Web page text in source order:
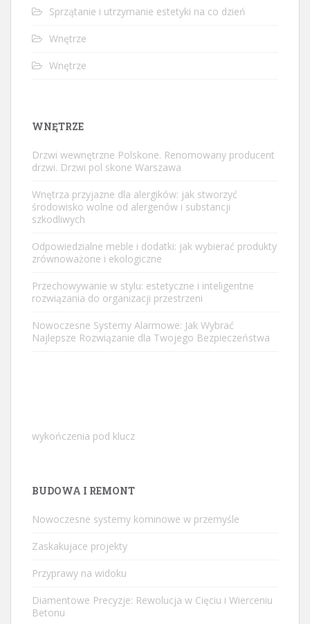
Sprzątanie i utrzymanie estetyki na co dzień
Wnętrze
Wnętrze
WNĘTRZE
Drzwi wewnętrzne Polskone. Renomowany producent
drzwi. Drzwi pol skone Warszawa
Wnętrza przyjazne dla alergików: jak stworzyć
środowisko wolne od alergenów i substancji
szkodliwych
Odpowiedzialne meble i dodatki: jak wybierać produkty
zrównoważone i ekologiczne
Przechowywanie w stylu: estetyczne i inteligentne
rozwiązania do organizacji przestrzeni
Nowoczesne Systemy Alarmowe: Jak Wybrać
Najlepsze Rozwiązanie dla Twojego Bezpieczeństwa
wykończenia pod klucz
BUDOWA I REMONT
Nowoczesne systemy kominowe w przemyśle
Zaskakujace projekty
Przyprawy na widoku
Diamentowe Precyzje: Rewolucja w Cięciu i Wierceniu
Betonu